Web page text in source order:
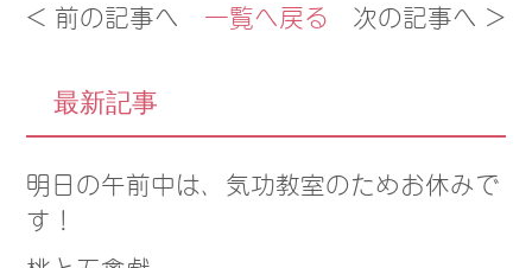
< 前の記事へ 一覧へ戻る 次の記事へ >
最新記事
明日の午前中は、気功教室のためお休みで
す！